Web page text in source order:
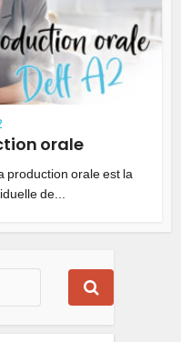
orale
production orale est la
de...